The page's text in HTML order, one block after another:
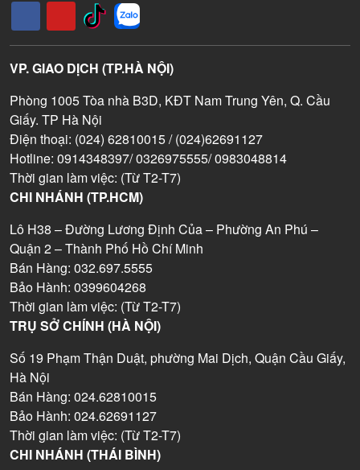
VP. GIAO DỊCH (TP.HÀ NỘI)
Phòng 1005 Tòa nhà B3D, KĐT Nam Trung Yên, Q. Cầu
Giấy. TP Hà Nội
Điện thoại: (024) 62810015 / (024)62691127
Hotline: 0914348397/ 0326975555/ 0983048814
Thời gian làm việc: (Từ T2-T7)
CHI NHÁNH (TP.HCM)
Lô H38 – Đường Lương Định Của – Phường An Phú –
Quận 2 – Thành Phố Hồ Chí Minh
Bán Hàng: 032.697.5555
Bảo Hành: 0399604268
Thời gian làm việc: (Từ T2-T7)
TRỤ SỞ CHÍNH (HÀ NỘI)
Số 19 Phạm Thận Duật, phường Mai Dịch, Quận Cầu Giấy,
Hà Nội
Bán Hàng: 024.62810015
Bảo Hành: 024.62691127
Thời gian làm việc: (Từ T2-T7)
CHI NHÁNH (THÁI BÌNH)